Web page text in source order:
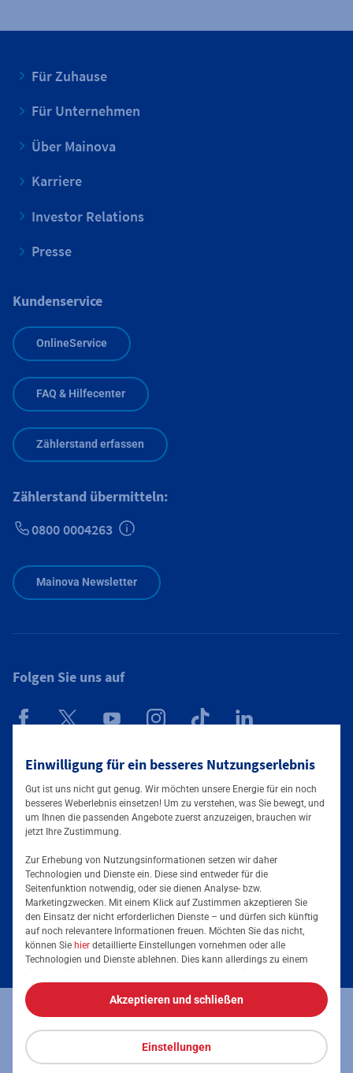
Einwilligung für ein besseres Nutzungserlebnis
Gut ist uns nicht gut genug. Wir möchten unsere Energie für ein noch
besseres Weberlebnis einsetzen! Um zu verstehen, was Sie bewegt, und
um Ihnen die passenden Angebote zuerst anzuzeigen, brauchen wir
jetzt Ihre Zustimmung.
Zur Erhebung von Nutzungsinformationen setzen wir daher
Technologien und Dienste ein. Diese sind entweder für die
Seitenfunktion notwendig, oder sie dienen Analyse- bzw.
Marketingzwecken. Mit einem Klick auf Zustimmen akzeptieren Sie
den Einsatz der nicht erforderlichen Dienste – und dürfen sich künftig
auf noch relevantere Informationen freuen. Möchten Sie das nicht,
können Sie hier detaillierte Einstellungen vornehmen oder alle
Technologien und Dienste ablehnen. Dies kann allerdings zu einem
jederzeit die volle Kontrolle über Ihre Daten, denn die Auswahl kann
jederzeit geändert werden. Weitere Informationen zur Mainova finden
Sie imImpressumund in denDatenschutzhinweisen.
Einstellungen
Akzeptieren und schließen
Für Zuhause
Für Unternehmen
Über Mainova
Karriere
Investor Relations
Presse
Kundenservice
OnlineService
FAQ & Hilfecenter
Zählerstand erfassen
Zählerstand übermitteln:
0800 0004263
Mainova Newsletter
Folgen Sie uns auf
Mainova App
Tarife & Angebote
Strom für Zuhause
Erdgas für Zuhause
Elektromobilität
Energieausweis erstellen
Stromanbieter in Ihrer Region
Services & Informationen
Podcast
Umzugsmeldung
Impressum Datenschutz Vertrag kündigen
Vertrag widerrufen Barrierefreiheit